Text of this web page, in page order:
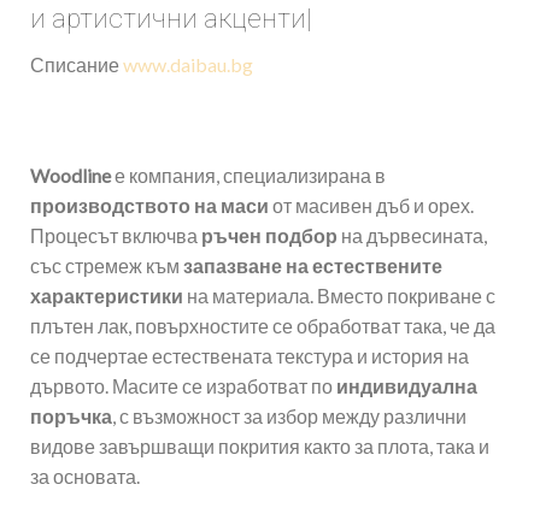
и артистични акценти|
Списание www.daibau.bg
Woodlineе компания, специализирана в
производството на маси от масивен дъб и орех.
Процесът включва ръчен подбор на дървесината,
със стремеж към запазване на естествените
характеристики на материала. Вместо покриване с
плътен лак, повърхностите се обработват така, че да
се подчертае естествената текстура и история на
дървото. Масите се изработват по индивидуална
поръчка , с възможност за избор между различни
видове завършващи покрития както за плота, така и
за основата.